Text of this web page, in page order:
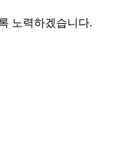
노력하겠습니다.